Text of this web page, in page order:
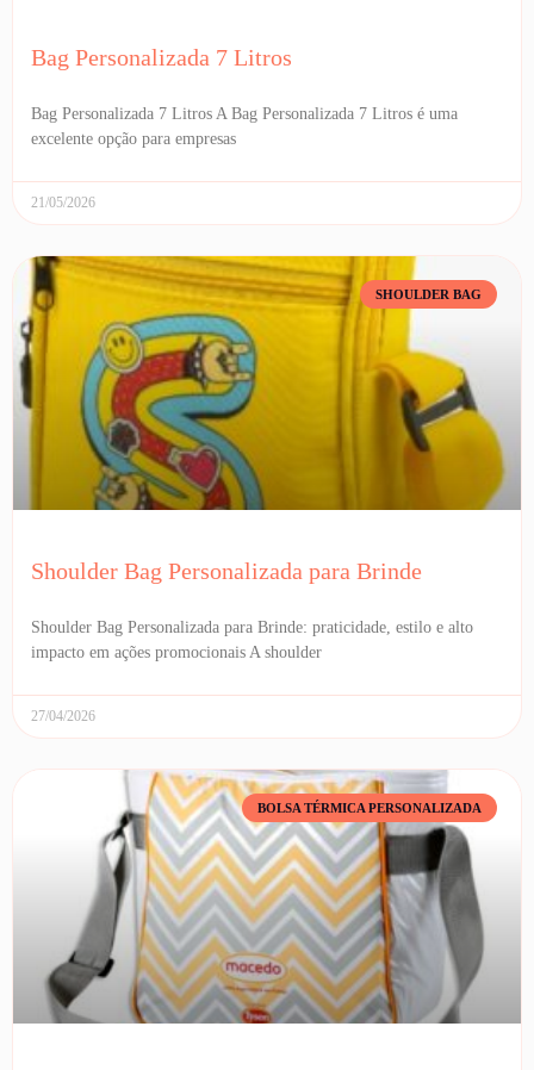
Bag Personalizada 7 Litros
Bag Personalizada 7 Litros A Bag Personalizada 7 Litros é uma
excelente opção para empresas
21/05/2026
SHOULDER BAG
Shoulder Bag Personalizada para Brinde
Shoulder Bag Personalizada para Brinde: praticidade, estilo e alto
impacto em ações promocionais A shoulder
27/04/2026
BOLSA TÉRMICA PERSONALIZADA